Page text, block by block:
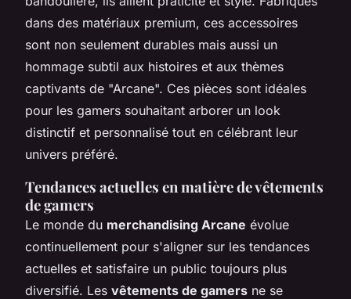
dans des matériaux premium, ces accessoires
sont non seulement durables mais aussi un
hommage subtil aux histoires et aux thèmes
captivants de "Arcane". Ces pièces sont idéales
pour les gamers souhaitant arborer un look
distinctif et personnalisé tout en célébrant leur
univers préféré.
Tendances actuelles en matière de vêtements
de gamers
Le monde du merchandising Arcane évolue
continuellement pour s'aligner sur les tendances
actuelles et satisfaire un public toujours plus
diversifié. Les vêtements de gamers ne se